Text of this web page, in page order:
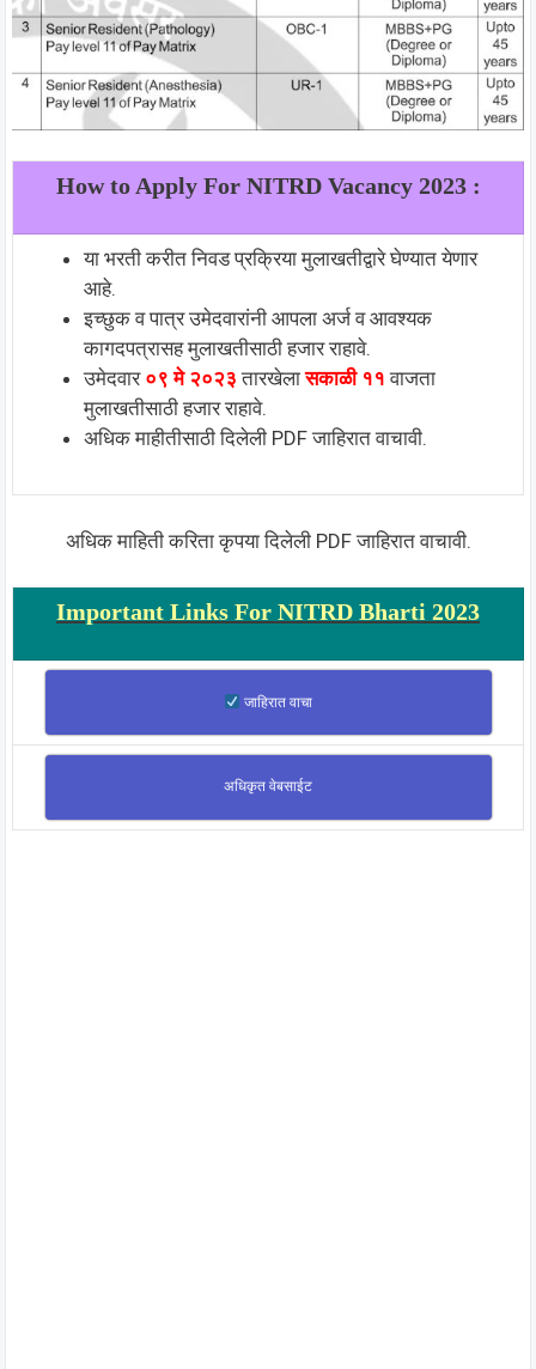
How to Apply For NITRD Vacancy 2023 :
या भरती करीत निवड प्रक्रिया मुलाखतीद्वारे घेण्यात येणार
आहे.
इच्छुक व पात्र उमेदवारांनी आपला अर्ज व आवश्यक
कागदपत्रासह मुलाखतीसाठी हजार राहावे.
उमेदवार ०९ मे २०२३ तारखेलासकाळी ११ वाजता
मुलाखतीसाठी हजार राहावे.
अधिक माहीतीसाठी दिलेली PDF जाहिरात वाचावी.
अधिक माहिती करिता कृपया दिलेली PDF जाहिरात वाचावी.
Important Links For NITRD Bharti 2023
जाहिरात वाचा
अधिकृत वेबसाईट